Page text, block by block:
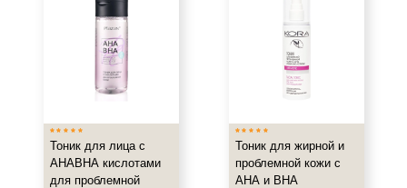
Тоник для лица с
АНАВНА кислотами
для проблемной
Тоник для жирной и
проблемной кожи с
АНА и ВНА